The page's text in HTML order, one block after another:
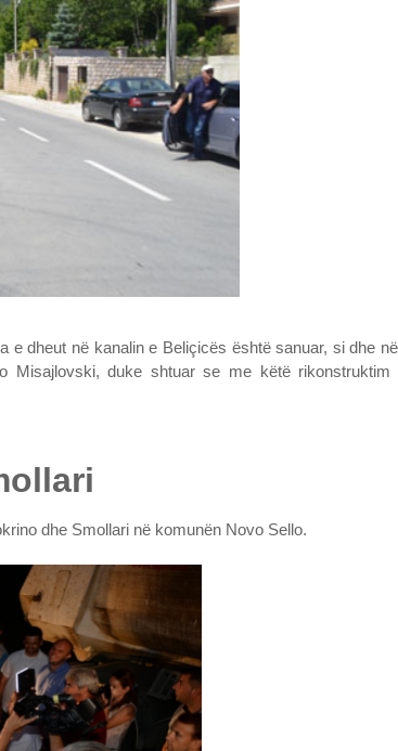
dheut në kanalin e Beliçicës është sanuar, si dhe
Misajlovski, duke shtuar se me këtë
dhe Smollari në komunën Novo Sello.